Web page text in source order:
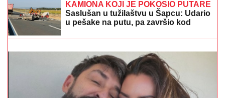
ČOLA PRIČAO SA ĆERKOM DOK JE UŽIVALA NA
Lara došla na plažu sa torbom od 1.500 eura, a
evo kako je reagovala na poziv oca